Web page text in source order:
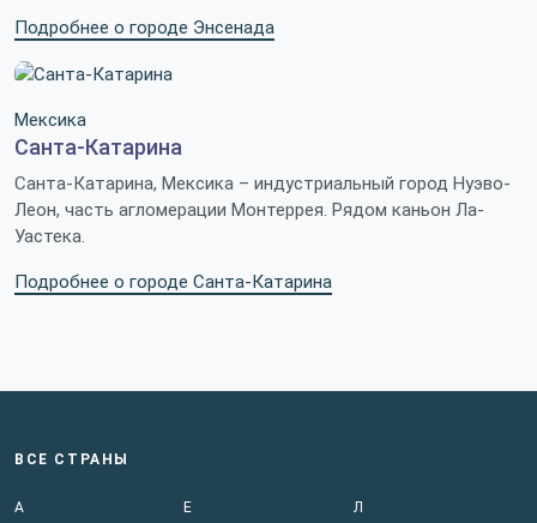
Подробнее о городе Энсенада
Мексика
Санта-Катарина
Санта-Катарина, Мексика – индустриальный город Нуэво-
Леон, часть агломерации Монтеррея. Рядом каньон Ла-
Уастека.
Подробнее о городе Санта-Катарина
ВСЕ СТРАНЫ
А
Е
Л